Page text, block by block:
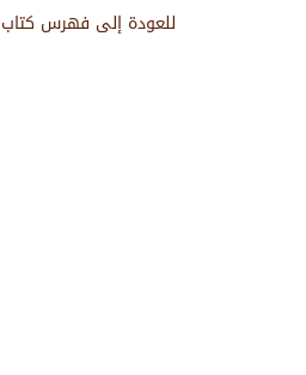
للعودة إلى فهرس